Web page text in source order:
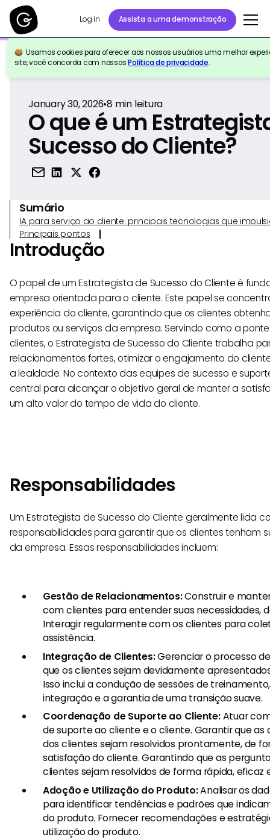
Log in Assista a uma demonstração
Usamos cookies para oferecer aos nossos usuários uma melhor
site, você concorda com nossosPolítica de privacidade.
Voltar para a referência
January 30, 2026•8min leitura
O que é um
Sucesso do Cliente?
Sumário
IA para serviço ao cliente: principais tecnologias que
Principais pontos
Introdução
O papel de um Estrategista de Sucesso do Cliente é
empresa orientada para o cliente. Este papel se
experiência do cliente, garantindo que os clientes
produtos ou serviços da empresa. Servindo como a
clientes, o Estrategista de Sucesso do Cliente trabalha
relacionamentos fortes, otimizar o engajamento do
a lealdade. No contexto das equipes de sucesso e
central para alcançar o objetivo geral de manter a
um alto valor do tempo de vida do cliente.
Responsabilidades
Um Estrategista de Sucesso do Cliente geralmente lida
responsabilidades para garantir que os clientes tenham
da empresa. Essas responsabilidades incluem:
Gestão de Relacionamentos:Construir e
com clientes para entender suas necessidades,
Interagir regularmente com os clientes para
assistência.
Integração de Clientes:Gerenciar o processo
que os clientes sejam devidamente
Isso inclui a condução de sessões de
integração e a garantia de uma transição suave.
Coordenação de Suporte ao Cliente:Atuar
de suporte ao cliente e o cliente. Garantir que
dos clientes sejam resolvidos prontamente, de
satisfação do cliente. Garantindo que as
clientes sejam resolvidos de forma rápida, eficaz
Adoção e Utilização do Produto:Analisar os
para identificar tendências e padrões que
do produto. Fornecer recomendações e
utilização do produto.